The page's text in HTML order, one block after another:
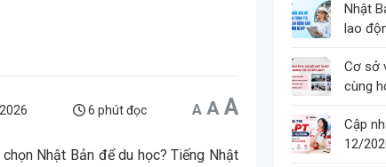
6 phút đọc A Decrease
font
size.
A Reset
font
size.
AIncrease
font
Nhật Bản để du học? Tiếng Nhật
có
bình
ở
Kỹ
lắp
ráp
Nhật
lao
có
bình
ở
Nhật
Cơ sở
cùng
có
bình
Cập
12/